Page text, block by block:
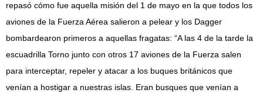
repasó cómo fue aquella misión del 1 de mayo en la que todos los
aviones de la Fuerza Aérea salieron a pelear y los Dagger
bombardearon primeros a aquellas fragatas: “A las 4 de la tarde la
escuadrilla Torno junto con otros 17 aviones de la Fuerza salen
para interceptar, repeler y atacar a los buques británicos que
venían a hostigar a nuestras islas. Eran busques que venían a